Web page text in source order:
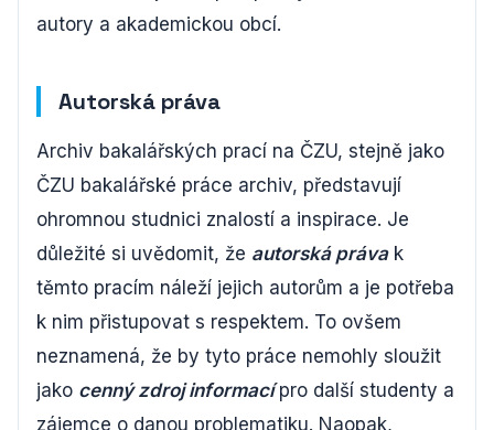
autory a akademickou obcí.
Autorská práva
Archiv bakalářských prací na ČZU, stejně jako
ČZU bakalářské práce archiv, představují
ohromnou studnici znalostí a inspirace. Je
důležité si uvědomit, že autorská právak
těmto pracím náleží jejich autorům a je potřeba
k nim přistupovat s respektem. To ovšem
neznamená, že by tyto práce nemohly sloužit
jako cenný zdroj informacípro další studenty a
zájemce o danou problematiku. Naopak,